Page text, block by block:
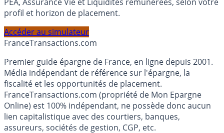
Calculez la répartition théorique de votre capital entre
profil et horizon de placement.
FranceTransactions.com
Premier guide épargne de France, en ligne depuis 2001.
Média indépendant de référence sur l'épargne, la
fiscalité et les opportunités de placement.
FranceTransactions.com (propriété de Mon Epargne
Online) est 100% indépendant, ne possède donc aucun